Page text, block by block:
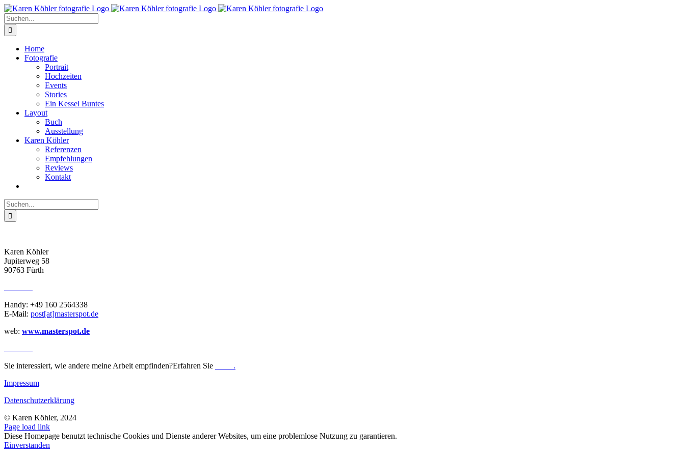
Zum
Inhalt
springen
Suche
nach:
Home
Fotografie
Portrait
Hochzeiten
Events
Stories
Ein Kessel Buntes
Layout
Buch
Ausstellung
Karen Köhler
Referenzen
Empfehlungen
Reviews
Kontakt
Suche
nach:
Karen Köhler
Jupiterweg 58
90763 Fürth
Handy: +49 160 2564338
E-Mail: post[at]masterspot.de
web: www.masterspot.de
Sie interessiert, wie andere meine Arbeit empfinden?Erfahren Sie
.
Impressum
Datenschutzerklärung
© Karen Köhler, 2024
Page load link
Diese Homepage benutzt technische Cookies und Dienste anderer Websites, um eine problemlose Nutzung zu garantieren.
Einverstanden